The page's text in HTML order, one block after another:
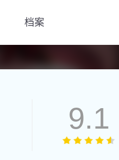
档案
9.1